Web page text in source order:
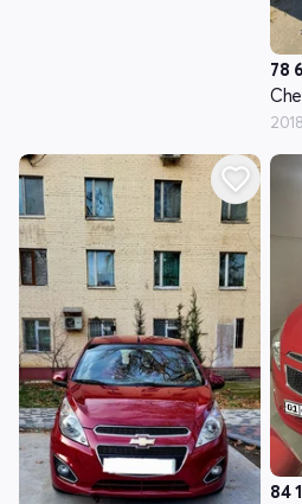
78
2018
84